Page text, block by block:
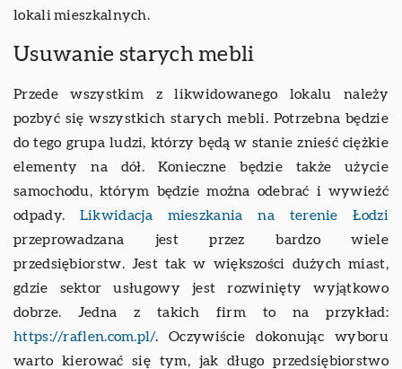
lokali mieszkalnych.
Usuwanie starych mebli
Przede wszystkim z likwidowanego lokalu należy
pozbyć się wszystkich starych mebli. Potrzebna będzie
do tego grupa ludzi, którzy będą w stanie znieść ciężkie
elementy na dół. Konieczne będzie także użycie
samochodu, którym będzie można odebrać i wywieźć
odpady. Likwidacja mieszkania na terenie Łodzi
przeprowadzana jest przez bardzo wiele
przedsiębiorstw. Jest tak w większości dużych miast,
gdzie sektor usługowy jest rozwinięty wyjątkowo
dobrze. Jedna z takich firm to na przykład:
https://raflen.com.pl/. Oczywiście dokonując wyboru
warto kierować się tym, jak długo przedsiębiorstwo